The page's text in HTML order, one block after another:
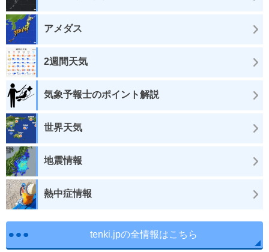
アメダス
2週間天気
気象予報士のポイント解説
世界天気
地震情報
熱中症情報
tenki.jpの全情報はこちら